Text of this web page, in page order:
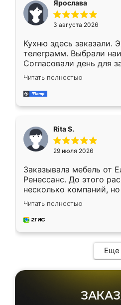
Ярослава
3 августа 2026
Кухню здесь заказали.
телеграмм. Выбрали
Согласовали день для
недели кухня была уже
довольны работой.
мебель за качественную
Читать полностью
Rita S.
29 июля 2026
Заказывала мебель от
Ренессанс. До этого
несколько компаний,
эту. Сначала
приехал замерщик, всё
и снял размеры.
мебель сразу встала на
каких-либо доработок.
довольна, все
Читать полностью
Еще